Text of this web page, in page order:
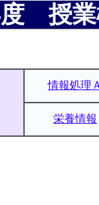
授業
情報処理
栄養情報